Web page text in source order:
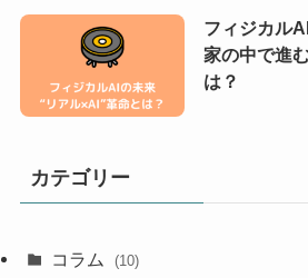
フィジカル
家の中で進
は？
カテゴリー
コラム (10)